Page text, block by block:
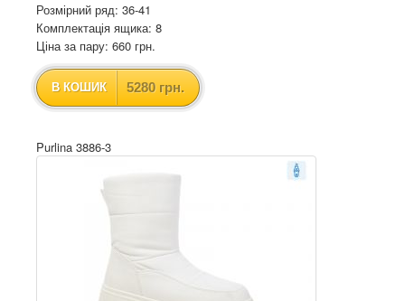
Розмірний ряд: 36-41
Комплектація ящика: 8
Ціна за пару: 660 грн.
В КОШИК 5280 грн.
Purlina 3886-3